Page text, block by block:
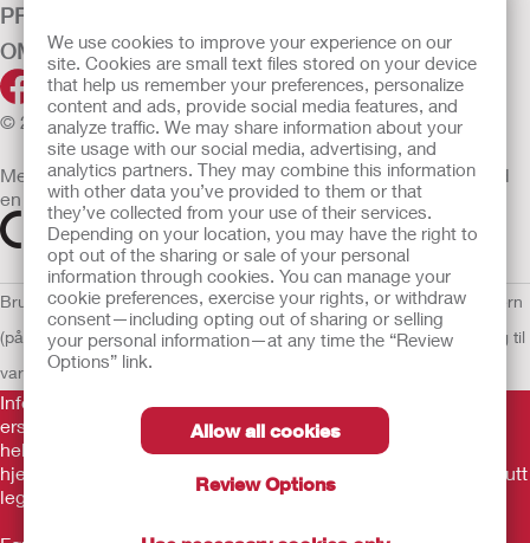
We use cookies to improve your experience on our
site. Cookies are small text files stored on your device
that help us remember your preferences, personalize
content and ads, provide social media features, and
analyze traffic. We may share information about your
site usage with our social media, advertising, and
analytics partners. They may combine this information
with other data you’ve provided to them or that
they’ve collected from your use of their services.
Depending on your location, you may have the right to
opt out of the sharing or sale of your personal
information through cookies. You can manage your
cookie preferences, exercise your rights, or withdraw
consent—including opting out of sharing or selling
your personal information—at any time the “Review
Options” link.
Allow all cookies
Review Options
PRODUKTER
OM OSS
© 2026 Hollister Incorporated
Medisinsk utstyr som selges i EU er etter behov merket med
en av følgende symboler
BruksvilkårRetningslinjer for personvernRetningslinjer for personvern
(på engelsk)Informasjonskapsler Åpenhetslov Erklæring EU Varsling til
varslere
Informasjonen her er ikke legehjelp, og er ikke ment som
erstatning for råd fra lege eller annen leverandør av
helsetjenester. Denne informasjonen skal ikke brukes som
hjelp ved behov for akutt legehjelp. Hvis du har behov for akutt
legehjelp, må du straks oppsøke behandling personlig.